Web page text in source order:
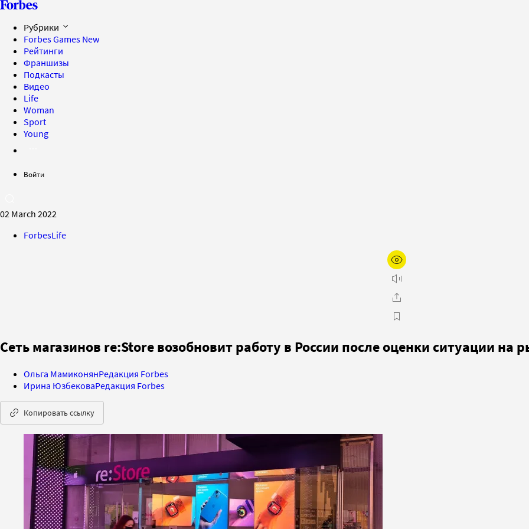
Рубрики
Forbes Games New
Рейтинги
Франшизы
Подкасты
Видео
Life
Woman
Sport
Young
Войти
02 March 2022
ForbesLife
Сеть магазинов re:Store возобновит работу в России после оценки ситуации на
Ольга МамиконянРедакция Forbes
Ирина ЮзбековаРедакция Forbes
Копировать ссылку